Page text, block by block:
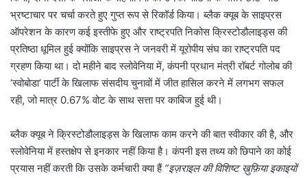
भ्रष्टाचार पर चर्चा करते हुए गुप्त रूप से रिकॉर्ड किया। ब्लैक क्यूब के साइप्रस
ऑपरेशन के कारण कई इस्तीफे हुए और राष्ट्रपति निकोस क्रिस्टोडौलाइड्स की
प्रतिष्ठा धूमिल हुई क्योंकि साइप्रस ने जनवरी में यूरोपीय संघ का राष्ट्रपति पद
ग्रहण किया था। दो महीने बाद स्लोवेनिया में, कंपनी प्रधान मंत्री रॉबर्ट गोलोब की
‘स्वोबोडा’ पार्टी के खिलाफ संसदीय चुनावों में जीत हासिल करने में लगभग सफल
रही, जो मात्र 0.67% वोट के साथ सत्ता पर काबिज हुई थी।
ब्लैक क्यूब ने क्रिस्टोडौलाइड्स के खिलाफ काम करने की बात स्वीकार की है, और
स्लोवेनिया में हस्तक्षेप से इनकार नहीं किया है। कंपनी इस तथ्य को छिपाने का कोई
प्रयास नहीं करती कि उसके कर्मचारी क्या हैं “इज़राइल की विशिष्ट ख़ुफ़िया इकाइयों